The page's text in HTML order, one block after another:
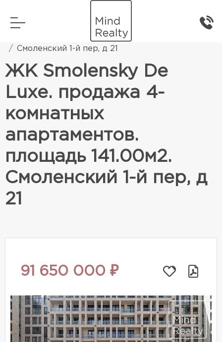
Элитная жилая недвижимость
Смоленский 1-й пер, д 21
ЖК Smolensky De
Luxe. продажа 4-
комнатных
апартаментов.
площадь 141.00м2.
Смоленский 1-й пер, д
21
91 650 000 ₽